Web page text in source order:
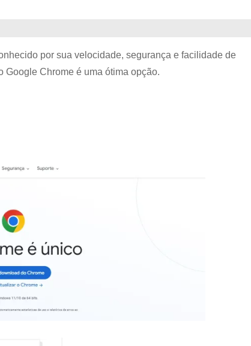
por sua velocidade, segurança e facilidade de
Google Chrome é uma ótima opção.